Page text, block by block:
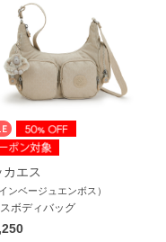
カエス
インベージュエンボス）
ボディバッグ